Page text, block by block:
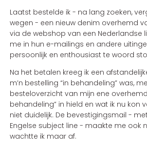
Laatst bestelde ik - na lang zoeken,
wegen - een nieuw denim overhemd
via de webshop van een Nederlandse
me in hun e-mailings en andere
persoonlijk en enthousiast te woord
Na het betalen kreeg ik een
m’n bestelling “in behandeling” was,
besteloverzicht van mijn ene
behandeling” in hield en wat ik nu kon
niet duidelijk. De bevestigingsmail -
Engelse subject line - maakte me ook
wachtte ik maar af.